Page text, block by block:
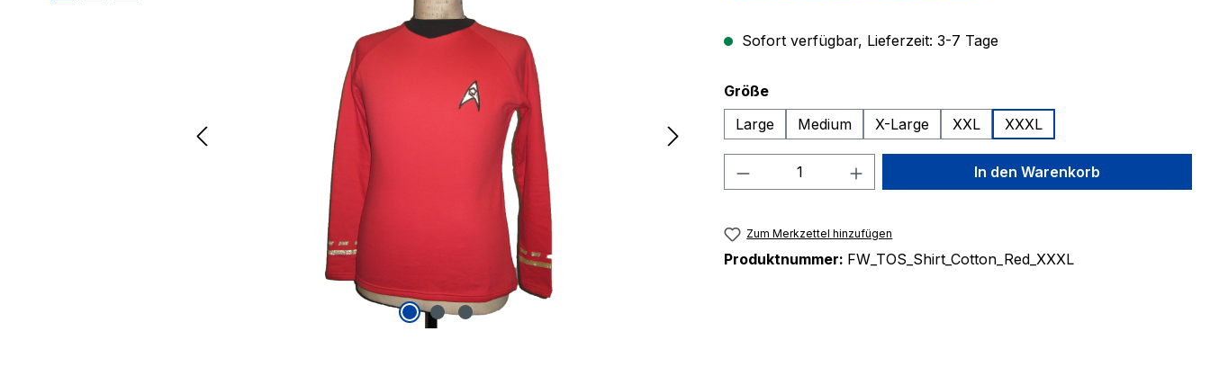
Sofort verfügbar, Lieferzeit: 3-7 Tage
Größeauswählen
Large
Medium X-Large XXL XXXL
Produkt Anzahl: Gib den gewünschten Wert
In den Warenkorb
Zum Merkzettel hinzufügen
Produktnummer: FW_TOS_Shirt_Cotton_Red_XXXL